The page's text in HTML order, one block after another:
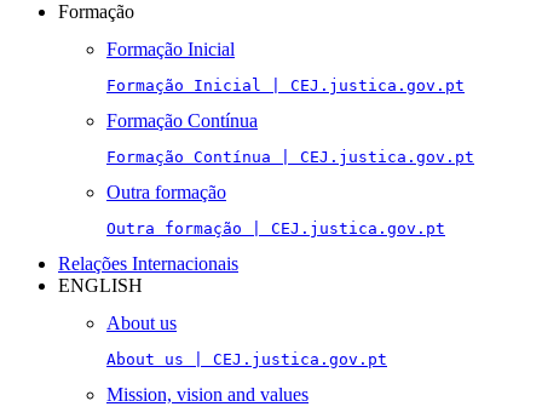
Formação
Formação Inicial
Formação Inicial | CEJ.justica.gov.pt
Formação Contínua
Formação Contínua | CEJ.justica.gov.pt
Outra formação
Outra formação | CEJ.justica.gov.pt
Relações Internacionais
ENGLISH
About us
About us | CEJ.justica.gov.pt
Mission, vision and values